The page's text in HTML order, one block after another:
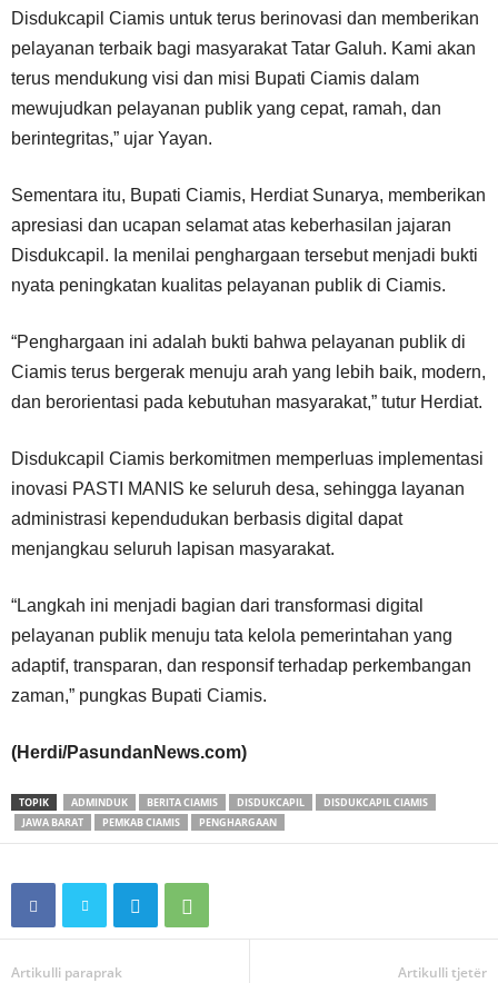
Disdukcapil Ciamis untuk terus berinovasi dan memberikan
pelayanan terbaik bagi masyarakat Tatar Galuh. Kami akan
terus mendukung visi dan misi Bupati Ciamis dalam
mewujudkan pelayanan publik yang cepat, ramah, dan
berintegritas,” ujar Yayan.
Sementara itu, Bupati Ciamis, Herdiat Sunarya, memberikan
apresiasi dan ucapan selamat atas keberhasilan jajaran
Disdukcapil. Ia menilai penghargaan tersebut menjadi bukti
nyata peningkatan kualitas pelayanan publik di Ciamis.
“Penghargaan ini adalah bukti bahwa pelayanan publik di
Ciamis terus bergerak menuju arah yang lebih baik, modern,
dan berorientasi pada kebutuhan masyarakat,” tutur Herdiat.
Disdukcapil Ciamis berkomitmen memperluas implementasi
inovasi PASTI MANIS ke seluruh desa, sehingga layanan
administrasi kependudukan berbasis digital dapat
menjangkau seluruh lapisan masyarakat.
“Langkah ini menjadi bagian dari transformasi digital
pelayanan publik menuju tata kelola pemerintahan yang
adaptif, transparan, dan responsif terhadap perkembangan
zaman,” pungkas Bupati Ciamis.
(Herdi/PasundanNews.com)
TOPIK ADMINDUK BERITA CIAMIS DISDUKCAPIL
DISDUKCAPIL CIAMIS
JAWA BARAT
PEMKAB CIAMIS PENGHARGAAN
Artikulli paraprak Artikulli tjetër